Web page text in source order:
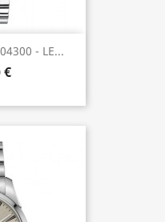
- LE...
€